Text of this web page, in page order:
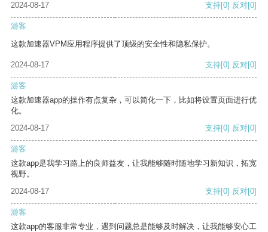
2024-08-17 支持[0] 反对[0]
游客
这款加速器VPM应用程序提供了顶级的安全性和隐私保护。
2024-08-17 支持[0] 反对[0]
游客
这款加速器app的操作有点复杂，可以简化一下，比如将设置页面进行优
化。
2024-08-17
支持[0] 反对[0]
游客
这款app是我学习路上的良师益友，让我能够随时随地学习新知识，拓宽
视野。
2024-08-17
支持[0] 反对[0]
游客
这款app的客服非常专业，遇到问题总是能够及时解决，让我能够安心工